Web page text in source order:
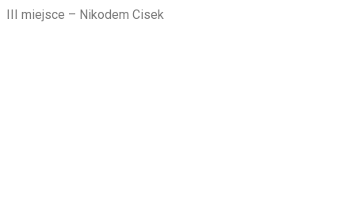
III miejsce – Nikodem Cisek